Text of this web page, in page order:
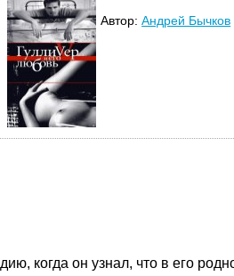
Автор:Андрей Бычков
когда он узнал, что в его